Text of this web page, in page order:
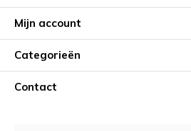
Mijn account
Categorieën
Contact